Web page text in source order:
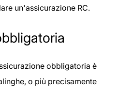
un'assicurazione RC.
obbligatoria è
o più precisamente